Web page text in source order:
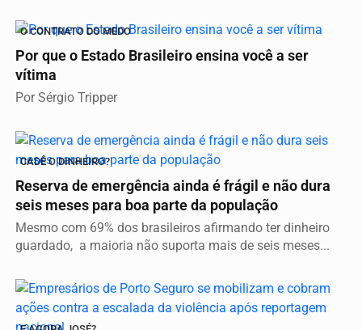
O CONTRATO DO MEDO
Por que o Estado Brasileiro ensina você a ser
vítima
Por Sérgio Tripper
CADÊ O DINHEIRO?
Reserva de emergência ainda é frágil e não dura
seis meses para boa parte da população
Mesmo com 69% dos brasileiros afirmando ter dinheiro
guardado, a maioria não suporta mais de seis meses...